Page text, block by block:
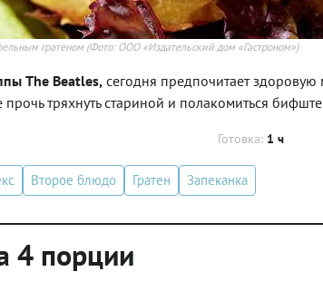
гратеном (Фото: ООО «Издательский дом «Гастроном»)
The Beatles, сегодня предпочитает
прочь тряхнуть стариной и полакомиться
Готовка: 1 ч
Второе блюдо Гратен Запеканка
4 порции